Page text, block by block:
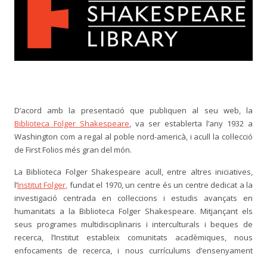
D’acord amb la presentació que publiquen al seu web, la
Biblioteca Folger Shakespeare, va ser establerta l’any 1932 a
Washington com a regal al poble nord-americà, i acull la col·lecció
de First Folios més gran del món.
La Biblioteca Folger Shakespeare acull, entre altres iniciatives,
l’Institut Folger, fundat el 1970, un centre és un centre dedicat a la
investigació centrada en col·leccions i estudis avançats en
humanitats a la Biblioteca Folger Shakespeare. Mitjançant els
seus programes multidisciplinaris i interculturals i beques de
recerca, l’Institut estableix comunitats acadèmiques, nous
enfocaments de recerca, i nous currículums d’ensenyament